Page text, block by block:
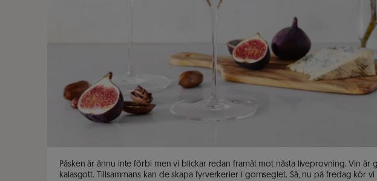
Påsken är ännu inte förbi men vi blickar redan framåt mot nästa liveprovning. Vin är
kalasgott. Tillsammans kan de skapa fyrverkerier i gomseglet. Så, nu på fredag kör vi